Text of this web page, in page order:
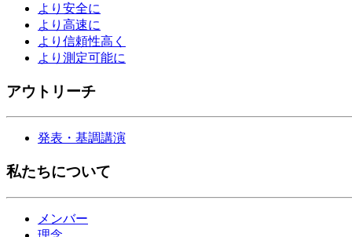
より安全に
より高速に
より信頼性高く
より測定可能に
アウトリーチ
発表・基調講演
私たちについて
メンバー